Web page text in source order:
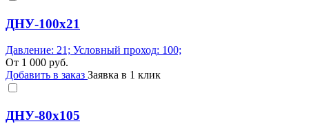
ДНУ-100х21
Давление: 21; Условный проход: 100;
От 1 000 руб.
Добавить в заказ Заявка в 1 клик
ДНУ-80х105